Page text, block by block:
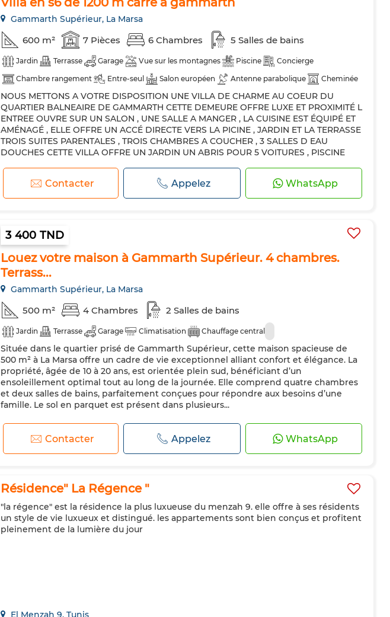
Gammarth Supérieur, La Marsa
600 m² 7 Pièces 6 Chambres 5 Salles de bains
Jardin Terrasse Garage Vue sur les montagnes Piscine
Concierge
Chambre rangement
Entre-seul Salon européen Antenne parabolique
Cheminée
Climatisation
Chauffage central Sécurité Double vitrage
Porte blindée
Cuisine équipée
Réfrigérateur Four TV Machine à laver
Micro-ondes
Internet
Animaux domestiques autorisés
NOUS METTONS A VOTRE DISPOSITION UNE VILLA DE CHARME AU COEUR DU
QUARTIER BALNEAIRE DE GAMMARTH CETTE DEMEURE OFFRE LUXE ET PROXIMITÉ L
ENTREE OUVRE SUR UN SALON , UNE SALLE A MANGER , LA CUISINE EST ÉQUIPÉ ET
AMÉNAGÉ , ELLE OFFRE UN ACCÉ DIRECTE VERS LA PICINE , JARDIN ET LA TERRASSE
TROIS SUITES PARENTALES , TROIS CHAMBRES A COUCHER , 3 SALLES D EAU
DOUCHES CETTE VILLA OFFRE UN JARDIN UN ABRIS POUR 5 VOITURES , PISCINE
Contacter Appelez WhatsApp
3 400 TND
Louez votre maison à Gammarth Supérieur. 4 chambres.
Terrass...
Gammarth Supérieur, La Marsa
500 m² 4 Chambres 2 Salles de bains
Jardin Terrasse Garage Climatisation Chauffage central
Située dans le quartier prisé de Gammarth Supérieur, cette maison spacieuse de
500 m² à La Marsa offre un cadre de vie exceptionnel alliant confort et élégance. La
propriété, âgée de 10 à 20 ans, est orientée plein sud, bénéficiant d’un
ensoleillement optimal tout au long de la journée. Elle comprend quatre chambres
et deux salles de bains, parfaitement conçues pour répondre aux besoins d’une
famille. Le sol en parquet est présent dans plusieurs...
Contacter Appelez WhatsApp
Résidence" La Régence "
"la régence" est la résidence la plus luxueuse du menzah 9. elle offre à ses résidents
un style de vie luxueux et distingué. les appartements sont bien conçus et profitent
pleinement de la lumière du jour
El Menzah 9, Tunis